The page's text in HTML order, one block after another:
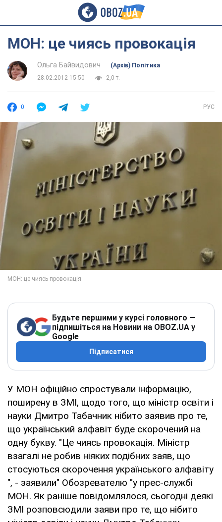
МОН: це чиясь провокація
Ольга Байвидович
(Архів) Політика
28.02.2012 15:50
2,0 т.
0 РУС
Будьте першими у курсі головного —
підпишіться на Новини на OBOZ.UA у
Google
Підписатися
У МОН офіційно спростували інформацію,
поширену в ЗМІ, щодо того, що міністр освіти і
науки Дмитро Табачник нібито заявив про те,
що український алфавіт буде скорочений на
одну букву. "Це чиясь провокація. Міністр
взагалі не робив ніяких подібних заяв, що
стосуються скорочення українського алфавіту
", - заявили" Обозревателю "у прес-службі
МОН. Як раніше повідомлялося, сьогодні деякі
ЗМІ розповсюдили заяви про те, що нібито